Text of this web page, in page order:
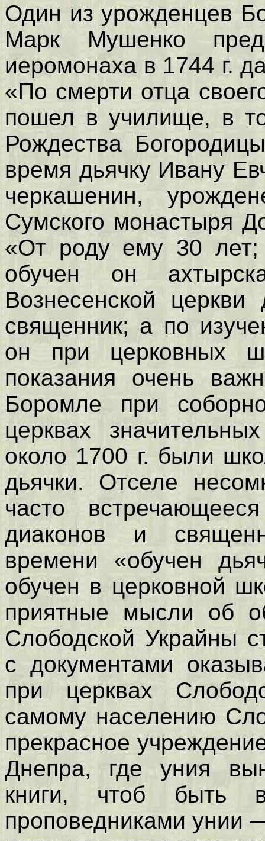
Один из урожденцев
Марк Мушенко
иеромонаха в 1744 г.
«По смерти отца
пошел в училище, в
Рождества
время дьячку Ивану
черкашенин,
Сумского монастыря
«От роду ему 30
обучен он
Вознесенской
священник; а по
он при церковных
показания очень
Боромле при
церквах
около 1700 г. были
дьячки. Отселе
часто
диаконов и
времени «обучен
обучен в церковной
приятные мысли об
Слободской Украйны
с документами
при церквах
самому населению
прекрасное
Днепра, где уния
книги, чтоб быть
проповедниками унии